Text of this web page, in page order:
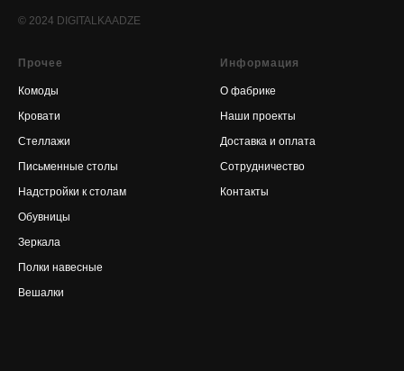
© 2024 DIGITALKAADZE
Прочее
Комоды
Кровати
Стеллажи
Письменные столы
Надстройки к столам
Обувницы
Зеркала
Полки навесные
Вешалки
Информация
О фабрике
Наши проекты
Доставка и оплата
Сотрудничество
Контакты